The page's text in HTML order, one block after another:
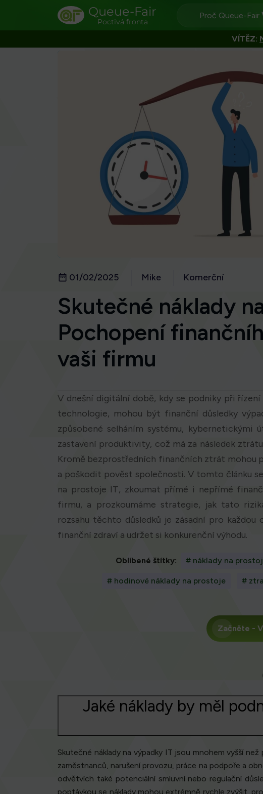
Queue-Fair
Poctivá fronta
Proč Queue-Fair
VÍTĚZ:
01/02/2025 Mike Komerční
Skutečné náklady
Pochopení
vaši firmu
V dnešní digitální době, kdy se podniky při
technologie, mohou být finanční důsledky
způsobené selháním systému, kybernetickými
zastavení produktivity, což má za následek
Kromě bezprostředních finančních ztrát mohou
a poškodit pověst společnosti. V tomto článku
na prostoje IT, zkoumat přímé i nepřímé
firmu, a prozkoumáme strategie, jak tato
rozsahu těchto důsledků je zásadní pro
finanční zdraví a udržet si konkurenční výhodu.
Oblíbené štítky: # náklady na
# hodinové náklady na prostoje #
Začněte -
Jaké náklady by měl
Skutečné náklady na výpadky IT jsou mnohem vyšší
zaměstnanců, narušení provozu, práce na podpoře a
odvětvích také potenciální smluvní nebo regulační
poptávkou se náklady mohou extrémně rychle zvýšit,